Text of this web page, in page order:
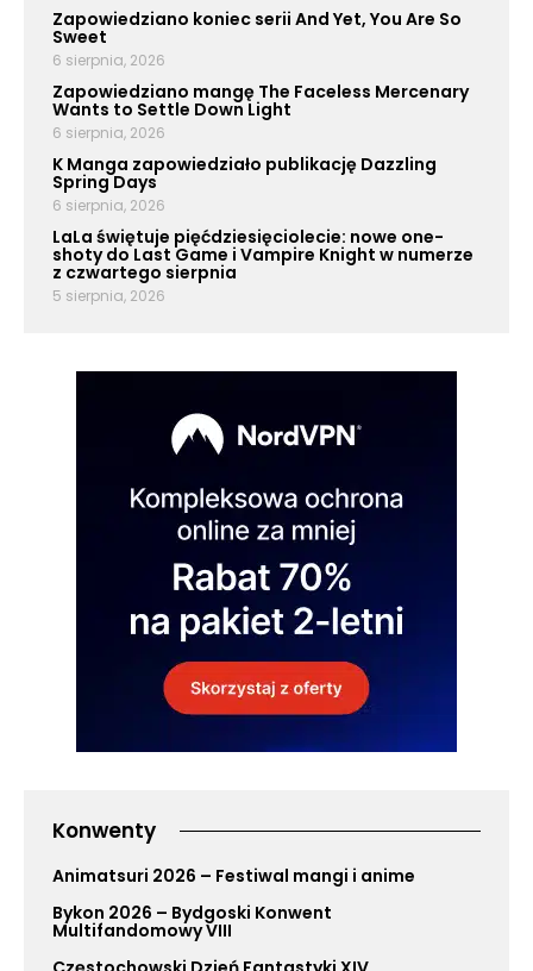
Zapowiedziano koniec serii And Yet, You Are So
Sweet
6 sierpnia, 2026
Zapowiedziano mangę The Faceless Mercenary
Wants to Settle Down Light
6 sierpnia, 2026
K Manga zapowiedziało publikację Dazzling
Spring Days
6 sierpnia, 2026
LaLa świętuje pięćdziesięciolecie: nowe one-
shoty do Last Game i Vampire Knight w numerze
z czwartego sierpnia
5 sierpnia, 2026
Konwenty
Animatsuri 2026 – Festiwal mangi i anime
Bykon 2026 – Bydgoski Konwent
Multifandomowy VIII